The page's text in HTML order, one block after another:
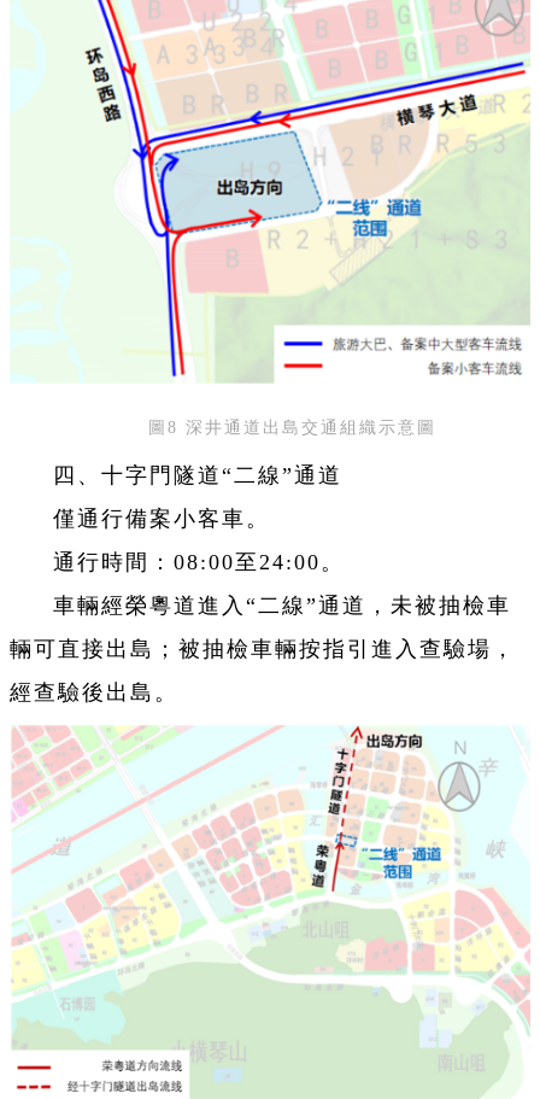
圖8 深井通道出島交通組織示意圖
四、十字門隧道“二線”通道
僅通行備案小客車。
通行時間：08:00至24:00。
車輛經榮粵道進入“二線”通道，未被抽檢車
輛可直接出島；被抽檢車輛按指引進入查驗場，
經查驗後出島。